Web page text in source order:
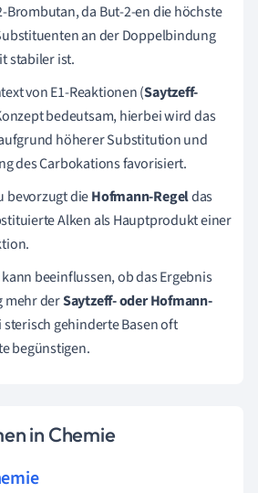
Brombutan, da But-2-en die höchste
an der Doppelbindung
stabiler ist.
von E1-Reaktionen (Saytzeff-
bedeutsam, hierbei wird das
höherer Substitution und
des Carbokations favorisiert.
bevorzugt dieHofmann-Regeldas
Alken als Hauptprodukt einer
kann beeinflussen, ob das Ergebnis
mehr derSaytzeff- oder Hofmann-
gehinderte Basen oft
begünstigen.
in Chemie